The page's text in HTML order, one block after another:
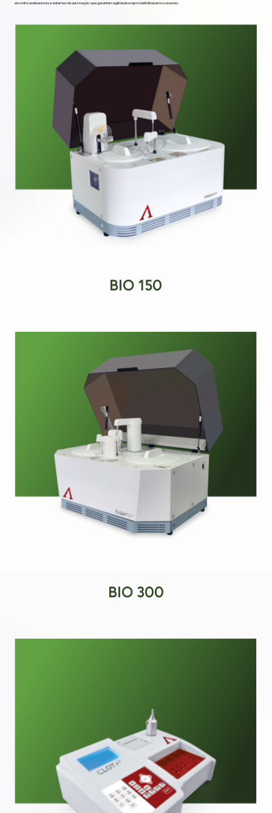
encontra analisadores e sistemas de automação que garantem agilidade e reprodutibilidade nos exames.
BIO 150
BIO 300